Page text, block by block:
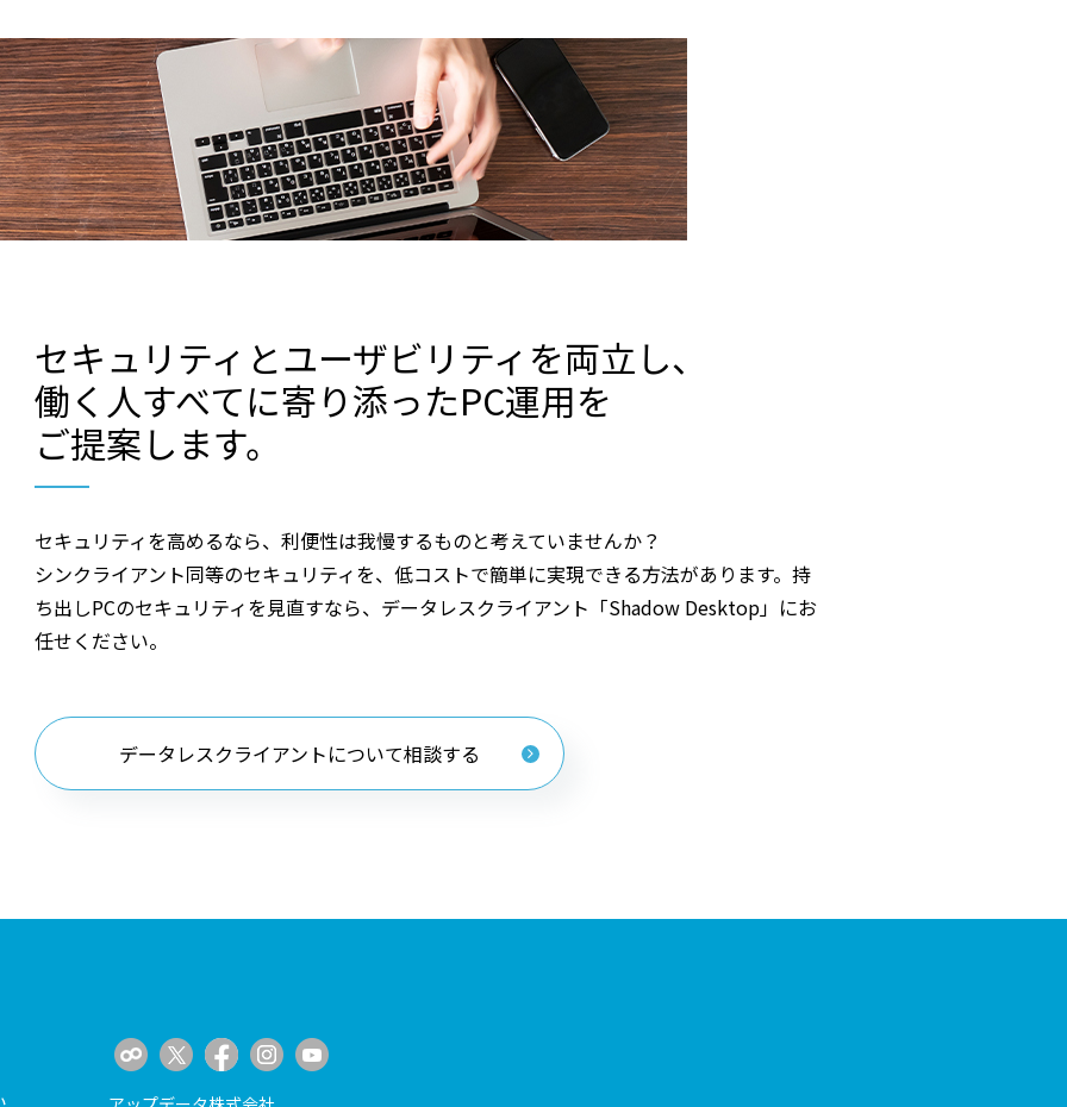
セキュリティとユーザビリティを両立し、
働く人すべてに寄り添ったPC運用を
ご提案します。
セキュリティを高めるなら、利便性は我慢するものと考えていませんか？
シンクライアント同等のセキュリティを、低コストで簡単に実現できる方法があります。持
ち出しPCのセキュリティを見直すなら、データレスクライアント「Shadow Desktop」にお
任せください。
データレスクライアントについて相談する